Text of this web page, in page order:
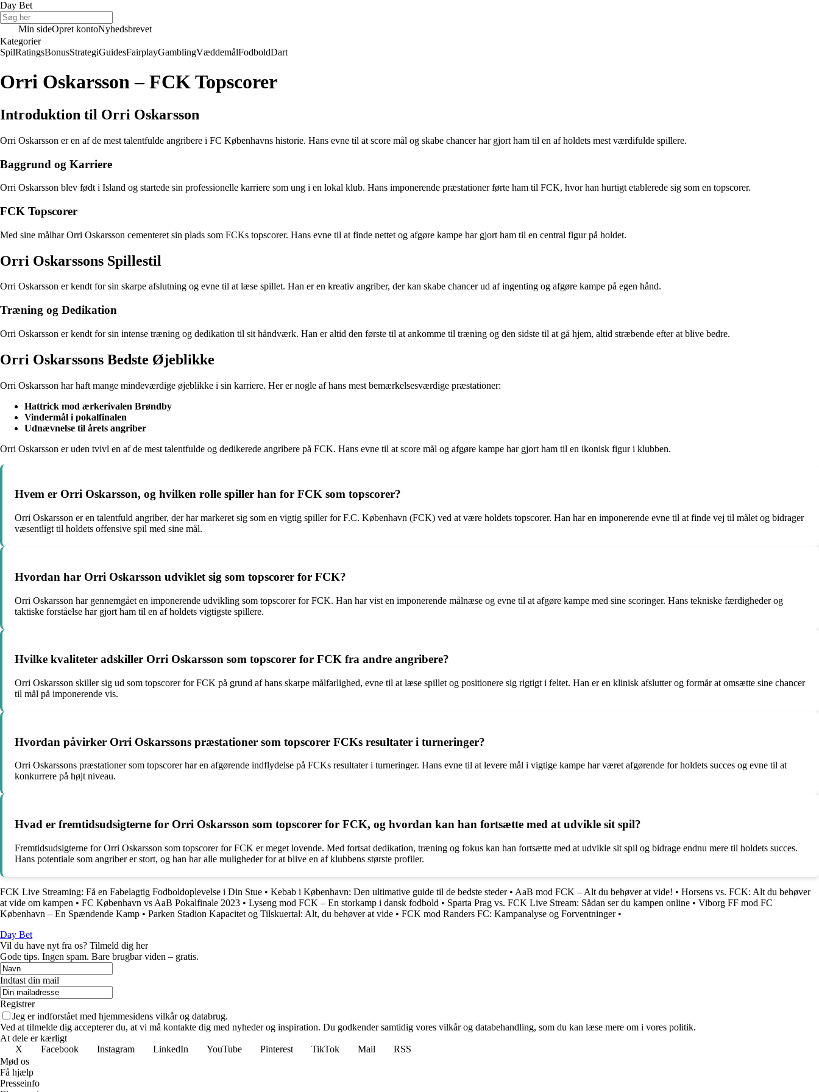
Day Bet
Min sideOpret kontoNyhedsbrevet
Kategorier
SpilRatingsBonusStrategiGuidesFairplayGamblingVæddemålFodboldDart
Orri Oskarsson – FCK Topscorer
Introduktion til Orri Oskarsson
Orri Oskarsson er en af de mest talentfulde angribere i FC Københavns historie. Hans evne til at score mål og skabe chancer har gjort ham til en af holdets mest værdifulde spillere.
Baggrund og Karriere
Orri Oskarsson blev født i Island og startede sin professionelle karriere som ung i en lokal klub. Hans imponerende præstationer førte ham til FCK, hvor han hurtigt etablerede sig som en topscorer.
FCK Topscorer
Med sine målhar Orri Oskarsson cementeret sin plads som FCKs topscorer. Hans evne til at finde nettet og afgøre kampe har gjort ham til en central figur på holdet.
Orri Oskarssons Spillestil
Orri Oskarsson er kendt for sin skarpe afslutning og evne til at læse spillet. Han er en kreativ angriber, der kan skabe chancer ud af ingenting og afgøre kampe på egen hånd.
Træning og Dedikation
Orri Oskarsson er kendt for sin intense træning og dedikation til sit håndværk. Han er altid den første til at ankomme til træning og den sidste til at gå hjem, altid stræbende efter at blive bedre.
Orri Oskarssons Bedste Øjeblikke
Orri Oskarsson har haft mange mindeværdige øjeblikke i sin karriere. Her er nogle af hans mest bemærkelsesværdige præstationer:
Hattrick mod ærkerivalen Brøndby
Vindermål i pokalfinalen
Udnævnelse til årets angriber
Orri Oskarsson er uden tvivl en af de mest talentfulde og dedikerede angribere på FCK. Hans evne til at score mål og afgøre kampe har gjort ham til en ikonisk figur i klubben.
Hvem er Orri Oskarsson, og hvilken rolle spiller han for FCK som topscorer?
Orri Oskarsson er en talentfuld angriber, der har markeret sig som en vigtig spiller for F.C. København (FCK) ved at være holdets topscorer. Han har en imponerende evne til at finde vej til målet og bidrager
væsentligt til holdets offensive spil med sine mål.
Hvordan har Orri Oskarsson udviklet sig som topscorer for FCK?
Orri Oskarsson har gennemgået en imponerende udvikling som topscorer for FCK. Han har vist en imponerende målnæse og evne til at afgøre kampe med sine scoringer. Hans tekniske færdigheder og
taktiske forståelse har gjort ham til en af holdets vigtigste spillere.
Hvilke kvaliteter adskiller Orri Oskarsson som topscorer for FCK fra andre angribere?
Orri Oskarsson skiller sig ud som topscorer for FCK på grund af hans skarpe målfarlighed, evne til at læse spillet og positionere sig rigtigt i feltet. Han er en klinisk afslutter og formår at omsætte sine chancer
til mål på imponerende vis.
Hvordan påvirker Orri Oskarssons præstationer som topscorer FCKs resultater i turneringer?
Orri Oskarssons præstationer som topscorer har en afgørende indflydelse på FCKs resultater i turneringer. Hans evne til at levere mål i vigtige kampe har været afgørende for holdets succes og evne til at
konkurrere på højt niveau.
Hvad er fremtidsudsigterne for Orri Oskarsson som topscorer for FCK, og hvordan kan han fortsætte med at udvikle sit spil?
Fremtidsudsigterne for Orri Oskarsson som topscorer for FCK er meget lovende. Med fortsat dedikation, træning og fokus kan han fortsætte med at udvikle sit spil og bidrage endnu mere til holdets succes.
Hans potentiale som angriber er stort, og han har alle muligheder for at blive en af klubbens største profiler.
FCK Live Streaming: Få en Fabelagtig Fodboldoplevelse i Din Stue • Kebab i København: Den ultimative guide til de bedste steder• AaB mod FCK – Alt du behøver at vide! • Horsens vs. FCK: Alt du behøver
at vide om kampen • FC København vs AaB Pokalfinale 2023 • Lyseng mod FCK – En storkamp i dansk fodbold • Sparta Prag vs. FCK Live Stream: Sådan ser du kampen online • Viborg FF mod FC
København – En Spændende Kamp • Parken Stadion Kapacitet og Tilskuertal: Alt, du behøver at vide • FCK mod Randers FC: Kampanalyse og Forventninger•
Day Bet
Vil du have nyt fra os? Tilmeld dig her
Gode tips. Ingen spam. Bare brugbar viden – gratis.
Indtast din mail
Registrer
Jeg er indforstået med hjemmesidens vilkår og databrug.
Ved at tilmelde dig accepterer du, at vi må kontakte dig med nyheder og inspiration. Du godkender samtidig vores vilkår og databehandling, som du kan læse mere om i vores politik.
At dele er kærligt
X
Facebook Instagram LinkedIn YouTube Pinterest TikTok Mail
RSS
Mød os
Få hjælp
Presseinfo